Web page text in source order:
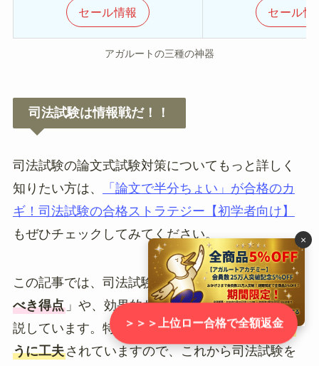
×
＞＞＞上位ロー合格で全額返金
セール情報 セール情
アガルートの三種の神器
司法試験は情報戦だ！！
司法試験の論文式試験対策についてもっと詳しく
知りたい方は、
「論文で半分ちょい」が合格のカ
ギ！司法試験の合格ストラテジー【初学者向け】
もぜひチェックしてみてください。
この記事では、司法試験の論文式試験で「目指す
べき得点」や、効果的な勉強法について詳しく解
説しています。特に、初学者でも理解しやすいよ
うに工夫されていますので、これから司法試験を